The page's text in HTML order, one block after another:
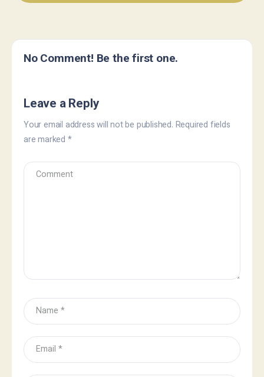
No Comment! Be the first one.
Leave a Reply
Your email address will not be published. Required fields
are marked *